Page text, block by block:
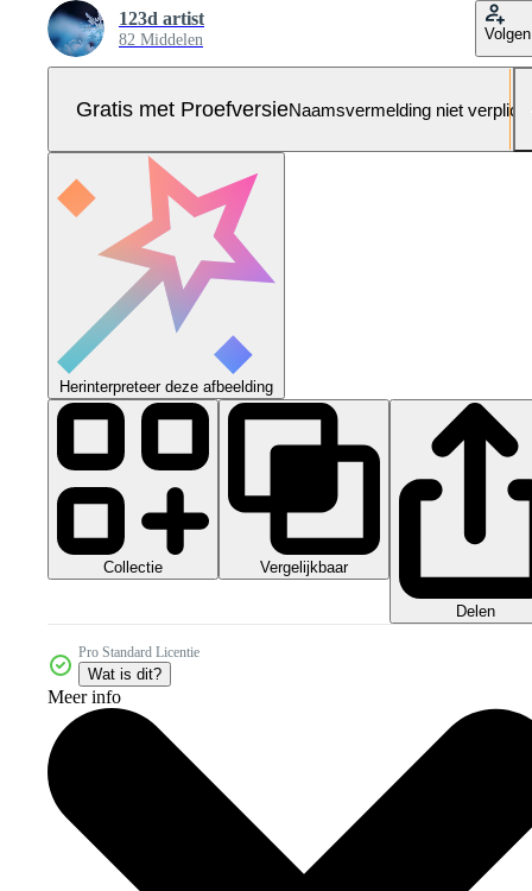
123d artist
82 Middelen Volgen
Gratis met ProefversieNaamsvermelding niet verplicht
Herinterpreteer deze afbeelding
Collectie Vergelijkbaar
Delen
Pro Standard Licentie
Wat is dit?
Meer info